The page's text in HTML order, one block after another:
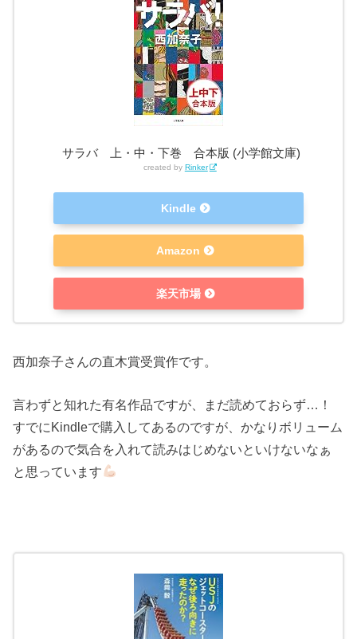
サラバ 上・中・下巻 合本版 (小学館文庫)
created by Rinker
Kindle
Amazon
楽天市場
西加奈子さんの直木賞受賞作です。
言わずと知れた有名作品ですが、まだ読めておらず…！
すでにKindleで購入してあるのですが、かなりボリューム
があるので気合を入れて読みはじめないといけないなぁ
と思っています